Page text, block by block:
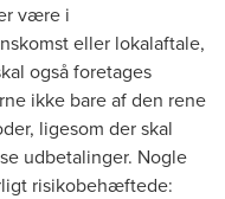
være i
eller lokalaftale,
også foretages
ikke bare af den rene
ligesom der skal
udbetalinger. Nogle
risikobehæftede: